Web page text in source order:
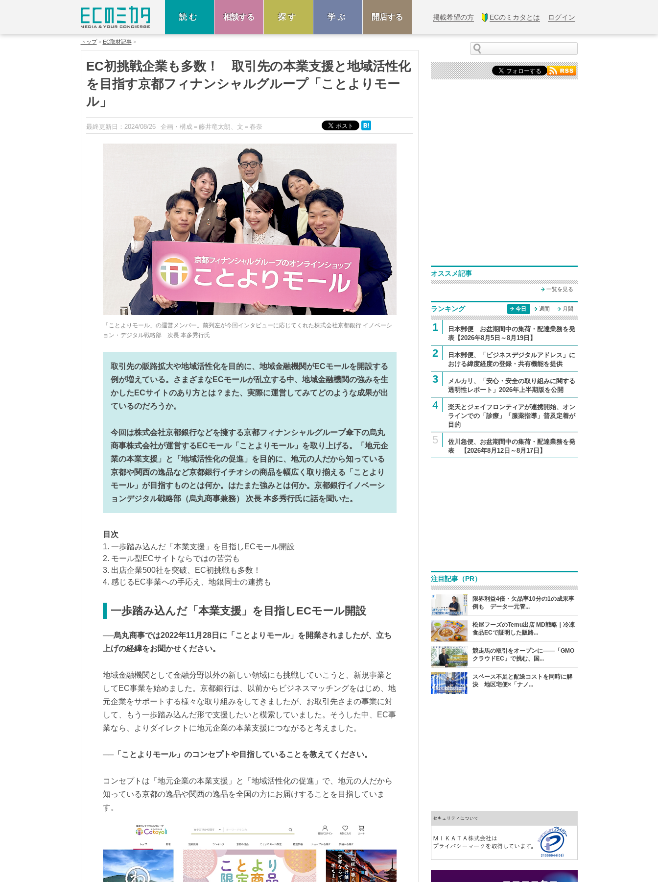
読む 相談する 探す 学ぶ 開店する 掲載希望の方 ECのミカタとは ログイン
トップ EC取材記事
EC初挑戦企業も多数！ 取引先の本業支援と地域活性化
を目指す京都フィナンシャルグループ「ことよりモー
ル」
最終更新日： 2024/08/26 企画・構成＝藤井竜太朗、文＝春奈
「ことよりモール」の運営メンバー。前列左が今回インタビューに応じてくれた株式会社京都銀行 イノベーシ
ョン・デジタル戦略部 次長 本多秀行氏
取引先の販路拡大や地域活性化を目的に、地域金融機関がECモールを開設する
例が増えている。さまざまなECモールが乱立する中、地域金融機関の強みを生
かしたECサイトのあり方とは？また、実際に運営してみてどのような成果が出
ているのだろうか。
今回は株式会社京都銀行などを擁する京都フィナンシャルグループ傘下の烏丸
商事株式会社が運営するECモール「ことよりモール」を取り上げる。「地元企
業の本業支援」と「地域活性化の促進」を目的に、地元の人だから知っている
京都や関西の逸品など京都銀行イチオシの商品を幅広く取り揃える「ことより
モール」が目指すものとは何か。はたまた強みとは何か。京都銀行イノベーシ
ョンデジタル戦略部（烏丸商事兼務） 次長 本多秀行氏に話を聞いた。
目次
1. 一歩踏み込んだ「本業支援」を目指しECモール開設
2. モール型ECサイトならではの苦労も
3. 出店企業500社を突破、EC初挑戦も多数！
4. 感じるEC事業への手応え、地銀同士の連携も
一歩踏み込んだ「本業支援」を目指しECモール開設
──烏丸商事では2022年11月28日に「ことよりモール」を開業されましたが、立ち
上げの経緯をお聞かせください。
地域金融機関として金融分野以外の新しい領域にも挑戦していこうと、新規事業と
してEC事業を始めました。京都銀行は、以前からビジネスマッチングをはじめ、地
元企業をサポートする様々な取り組みをしてきましたが、お取引先さまの事業に対
して、もう一歩踏み込んだ形で支援したいと模索していました。そうした中、EC事
業なら、よりダイレクトに地元企業の本業支援につながると考えました。
──「ことよりモール」のコンセプトや目指していることを教えてください。
コンセプトは「地元企業の本業支援」と「地域活性化の促進」で、地元の人だから
知っている京都の逸品や関西の逸品を全国の方にお届けすることを目指していま
す。
オススメ記事
一覧を見る
ランキング 今日 週間 月間
1
日本郵便 お盆期間中の集荷・配達業務を発
表【2026年8月5日～8月19日】
2
日本郵便、「ビジネスデジタルアドレス」に
おける緯度経度の登録・共有機能を提供
3
メルカリ、「安心・安全の取り組みに関する
透明性レポート」2026年上半期版を公開
4
楽天とジェイフロンティアが連携開始、オン
ラインでの「診療」「服薬指導」普及定着が
目的
5
佐川急便、お盆期間中の集荷・配達業務を発
表 【2026年8月12日～8月17日】
注目記事（PR）
限界利益4倍・欠品率10分の1の成果事
例も データ一元管...
松屋フーズのTemu出店 MD戦略｜冷凍
食品ECで証明した販路...
競走馬の取引をオープンに――「GMO
クラウドEC」で挑む、国...
スペース不足と配送コストを同時に解
決 地区宅便×「ナノ...